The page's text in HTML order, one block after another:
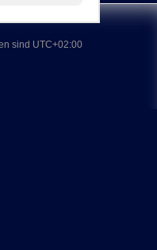
sind UTC+02:00